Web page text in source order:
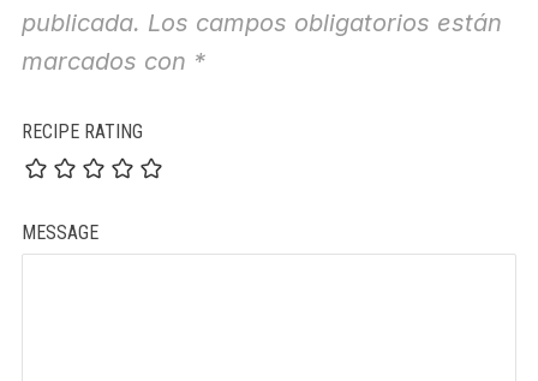
publicada. Los campos obligatorios están
marcados con *
RECIPE RATING
MESSAGE